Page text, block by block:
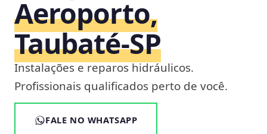
Aeroporto,
Taubaté‑SP
Instalações e reparos hidráulicos.
Profissionais qualificados perto de você.
FALE NO WHATSAPP